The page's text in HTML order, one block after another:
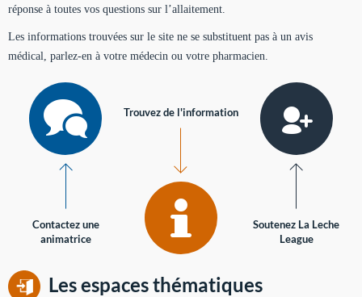
réponse à toutes vos questions sur l’allaitement.
Les informations trouvées sur le site ne se substituent pas à un avis
médical, parlez-en à votre médecin ou votre pharmacien.
Contactez une
animatrice
Trouvez de l'information
Soutenez La Leche
League
Les espaces thématiques